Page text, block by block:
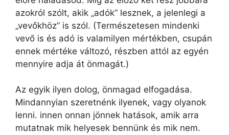
azokról szólt, akik „adók” lesznek, a jelenlegi a
„vevőkhöz” is szól. (Természetesen mindenki
vevő is és adó is valamilyen mértékben, csupán
ennek mértéke változó, részben attól az egyén
mennyire adja át önmagát.)
Az egyik ilyen dolog, önmagad elfogadása.
Mindannyian szeretnénk ilyenek, vagy olyanok
lenni. innen onnan jönnek hatások, amik arra
mutatnak mik helyesek bennünk és mik nem.